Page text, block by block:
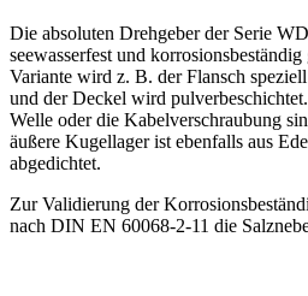
Die absoluten Drehgeber der Serie
seewasserfest und
Variante wird z. B. der Flansch
und der Deckel wird
Welle oder die Kabelverschraubung
äußere Kugellager ist ebenfalls aus
abgedichtet.
Zur Validierung der
nach DIN EN 60068-2-11 die